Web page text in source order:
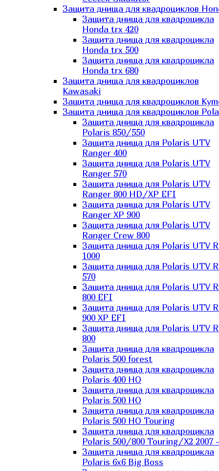
Защита днища для квадроциклов
Защита днища для квадроцикла
Honda trx 420
Защита днища для квадроцикла
Honda trx 500
Защита днища для квадроцикла
Honda trx 680
Защита днища для квадроциклов
Kawasaki
Защита днища для квадроциклов
Защита днища для квадроциклов
Защита днища для квадроцикла
Polaris 850/550
Защита днища для Polaris UTV
Ranger 400
Защита днища для Polaris UTV
Ranger 570
Защита днища для Polaris UTV
Ranger 800 HD/XP EFI
Защита днища для Polaris UTV
Ranger XP 900
Защита днища для Polaris UTV
Ranger Сrew 800
Защита днища для Polaris UTV
1000
Защита днища для Polaris UTV
570
Защита днища для Polaris UTV
800 EFI
Защита днища для Polaris UTV
900 XP EFI
Защита днища для Polaris UTV
800
Защита днища для квадроцикла
Polaris 500 forest
Защита днища для квадроцикла
Polaris 400 HO
Защита днища для квадроцикла
Polaris 500 HO
Защита днища для квадроцикла
Polaris 500 HO Touring
Защита днища для квадроцикла
Polaris 500/800 Touring/X2 2007 -
Защита днища для квадроцикла
Polaris 6х6 Big Boss